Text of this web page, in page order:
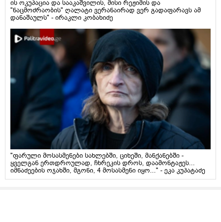
ის ოკუპაცია და სააკაშვილის, მისი რეჟიმის და
"ნაცმოძრაობის" ღალატი ვერანაირად ვერ გადაფარავს ამ
დანაშაულს" - ირაკლი კობახიძე
"ფარული მოსასმენები სახლებში, ციხეში, მანქანებში -
ყველგან ერთდროულად, ჩხრეკის დროს, დაამონტაჟეს...
იმნაძეების ოჯახში, მგონი, 4 მოსასმენი იყო..." - ეკა კუპატაძე